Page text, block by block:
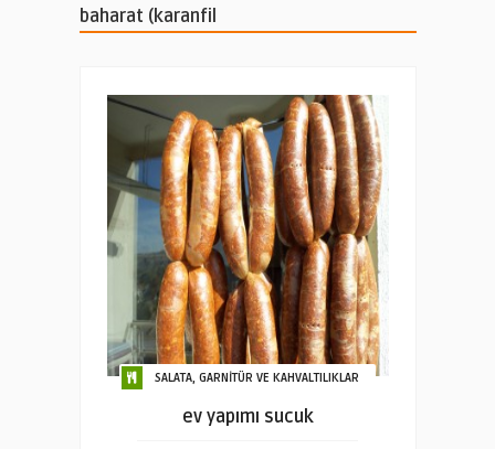
baharat (karanfil
SALATA, GARNİTÜR VE KAHVALTILIKLAR
ev yapımı sucuk